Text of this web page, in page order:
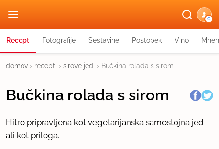
G
Recept Fotografije Sestavine Postopek Vino
domov › recepti › sirove jedi › Bučkina rolada s sirom
Bučkina rolada s sirom
Hitro pripravljena kot vegetarijanska samostojna jed
ali kot priloga.